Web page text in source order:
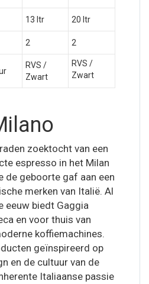
13 ltr 20 ltr
2 2
RVS /
Zwart
RVS /
Zwart
zoektocht van een
espresso in het Milan
de geboorte gaf aan een
merken van Italië. Al
eeuw biedt Gaggia
en voor thuis van
koffiemachines.
geïnspireerd op
en de cultuur van de
Italiaanse passie